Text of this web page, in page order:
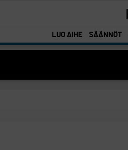
LUO AIHE SÄÄNNÖT